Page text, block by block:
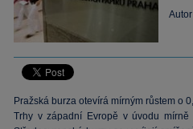
Pražská burza otevírá mírným růstem o
Trhy v západní Evropě v úvodu